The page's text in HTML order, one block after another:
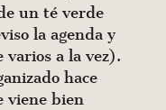
un té verde
la agenda y
a la vez).
hace
viene bien